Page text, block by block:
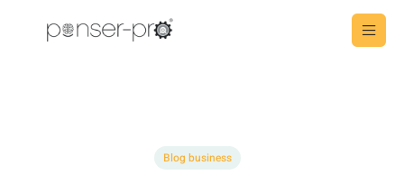
Blog business